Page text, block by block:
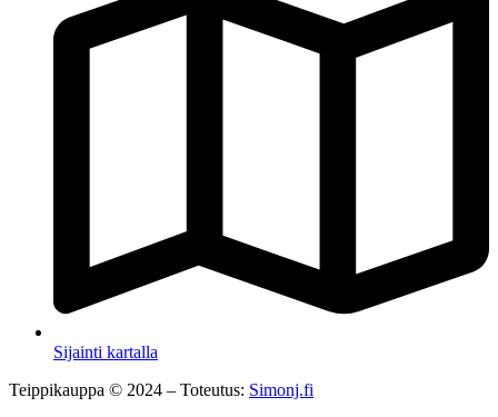
Sijainti kartalla
Teippikauppa © 2024 – Toteutus: Simonj.fi